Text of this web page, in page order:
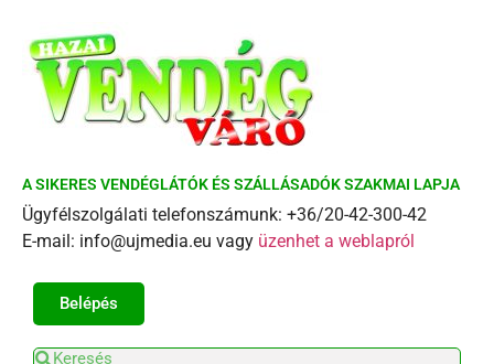
A SIKERES VENDÉGLÁTÓK ÉS SZÁLLÁSADÓK SZAKMAI LAPJA
Ügyfélszolgálati telefonszámunk: +36/20-42-300-42
E-mail: info@ujmedia.eu vagy üzenhet a weblapról
Belépés